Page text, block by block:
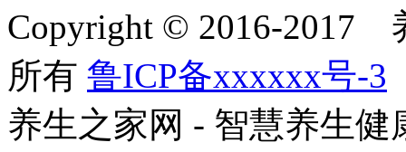
Copyright © 2016-2017
所有 鲁ICP备xxxxxx号-3
养生之家网 - 智慧养生